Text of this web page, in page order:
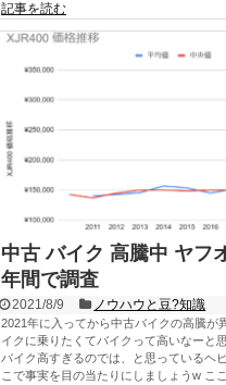
記事を読む
中古 バイク 高騰中 ヤフ
年間で調査
2021/8/9 ノウハウと豆?知識
2021年に入ってから中古バイクの高騰が
イクに乗りたくてバイクって高いなーと
バイク高すぎるのでは、と思っているヘ
こで事実を目の当たりにしましょうw こ